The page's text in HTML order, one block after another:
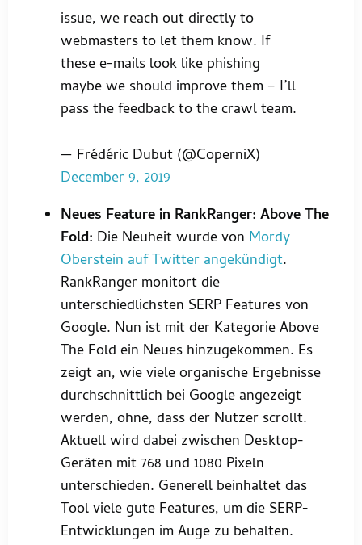
issue, we reach out directly to
webmasters to let them know. If
these e-mails look like phishing
maybe we should improve them – I’ll
pass the feedback to the crawl team.
— Frédéric Dubut (@CoperniX)
December 9, 2019
Neues Feature in RankRanger: Above The
Fold: Die Neuheit wurde von Mordy
Oberstein auf Twitter angekündigt.
RankRanger monitort die
unterschiedlichsten SERP Features von
Google. Nun ist mit der Kategorie Above
The Fold ein Neues hinzugekommen. Es
zeigt an, wie viele organische Ergebnisse
durchschnittlich bei Google angezeigt
werden, ohne, dass der Nutzer scrollt.
Aktuell wird dabei zwischen Desktop-
Geräten mit 768 und 1080 Pixeln
unterschieden. Generell beinhaltet das
Tool viele gute Features, um die SERP-
Entwicklungen im Auge zu behalten.